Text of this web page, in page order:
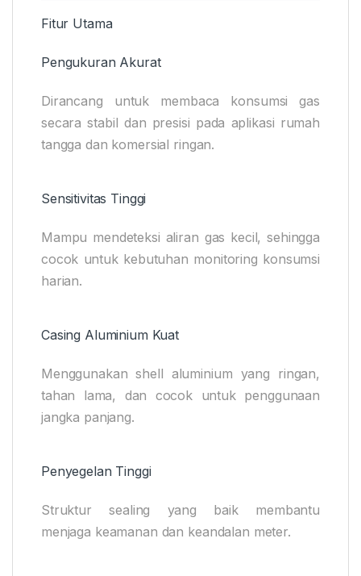
Fitur Utama
Pengukuran Akurat
Dirancang untuk membaca konsumsi gas
secara stabil dan presisi pada aplikasi rumah
tangga dan komersial ringan.
Sensitivitas Tinggi
Mampu mendeteksi aliran gas kecil, sehingga
cocok untuk kebutuhan monitoring konsumsi
harian.
Casing Aluminium Kuat
Menggunakan shell aluminium yang ringan,
tahan lama, dan cocok untuk penggunaan
jangka panjang.
Penyegelan Tinggi
Struktur sealing yang baik membantu
menjaga keamanan dan keandalan meter.